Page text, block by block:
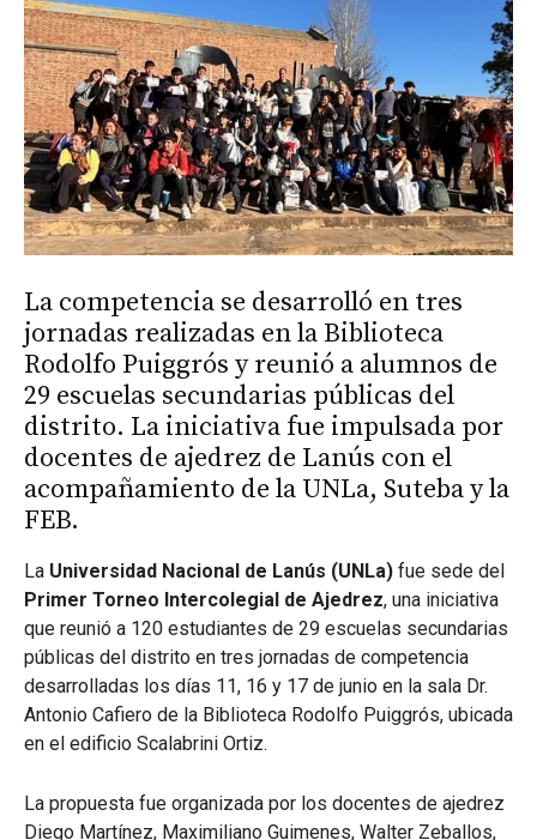
La competencia se desarrolló en tres
jornadas realizadas en la Biblioteca
Rodolfo Puiggrós y reunió a alumnos de
29 escuelas secundarias públicas del
distrito. La iniciativa fue impulsada por
docentes de ajedrez de Lanús con el
acompañamiento de la UNLa, Suteba y la
FEB.
La Universidad Nacional de Lanús (UNLa) fue sede del
Primer Torneo Intercolegial de Ajedrez, una iniciativa
que reunió a 120 estudiantes de 29 escuelas secundarias
públicas del distrito en tres jornadas de competencia
desarrolladas los días 11, 16 y 17 de junio en la sala Dr.
Antonio Cafiero de la Biblioteca Rodolfo Puiggrós, ubicada
en el edificio Scalabrini Ortiz.
La propuesta fue organizada por los docentes de ajedrez
Diego Martínez, Maximiliano Guimenes, Walter Zeballos,